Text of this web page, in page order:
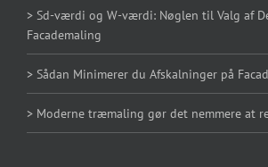
> Sd-værdi og W-værdi: Nøglen til Valg af
Facademaling
> Sådan Minimerer du Afskalninger på
> Moderne træmaling gør det nemmere at